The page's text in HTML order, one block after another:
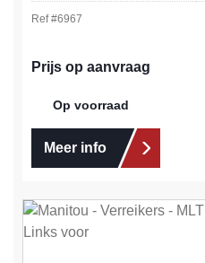
Ref #6967
Prijs op aanvraag
Op voorraad
Meer info